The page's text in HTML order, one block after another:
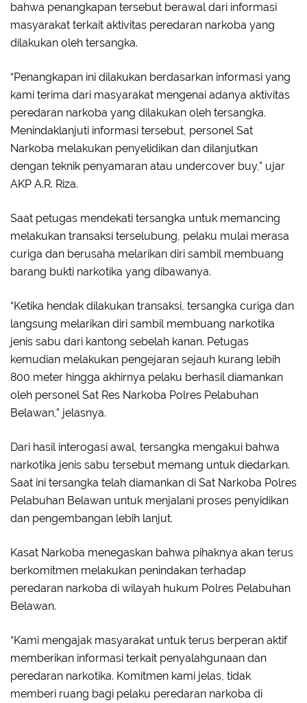
bahwa penangkapan tersebut berawal dari informasi
masyarakat terkait aktivitas peredaran narkoba yang
dilakukan oleh tersangka.
“Penangkapan ini dilakukan berdasarkan informasi yang
kami terima dari masyarakat mengenai adanya aktivitas
peredaran narkoba yang dilakukan oleh tersangka.
Menindaklanjuti informasi tersebut, personel Sat
Narkoba melakukan penyelidikan dan dilanjutkan
dengan teknik penyamaran atau undercover buy,” ujar
AKP A.R. Riza.
Saat petugas mendekati tersangka untuk memancing
melakukan transaksi terselubung, pelaku mulai merasa
curiga dan berusaha melarikan diri sambil membuang
barang bukti narkotika yang dibawanya.
“Ketika hendak dilakukan transaksi, tersangka curiga dan
langsung melarikan diri sambil membuang narkotika
jenis sabu dari kantong sebelah kanan. Petugas
kemudian melakukan pengejaran sejauh kurang lebih
800 meter hingga akhirnya pelaku berhasil diamankan
oleh personel Sat Res Narkoba Polres Pelabuhan
Belawan,” jelasnya.
Dari hasil interogasi awal, tersangka mengakui bahwa
narkotika jenis sabu tersebut memang untuk diedarkan.
Saat ini tersangka telah diamankan di Sat Narkoba Polres
Pelabuhan Belawan untuk menjalani proses penyidikan
dan pengembangan lebih lanjut.
Kasat Narkoba menegaskan bahwa pihaknya akan terus
berkomitmen melakukan penindakan terhadap
peredaran narkoba di wilayah hukum Polres Pelabuhan
Belawan.
“Kami mengajak masyarakat untuk terus berperan aktif
memberikan informasi terkait penyalahgunaan dan
peredaran narkotika. Komitmen kami jelas, tidak
memberi ruang bagi pelaku peredaran narkoba di